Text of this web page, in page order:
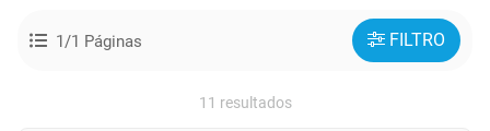
1/1 Páginas FILTRO
11 resultados